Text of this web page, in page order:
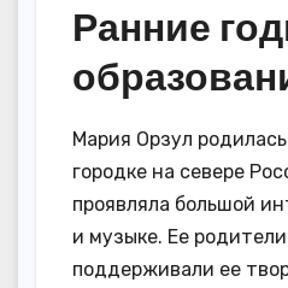
Ранние
Мария Орзул
городке на севере
проявляла большой
и музыке. Ее
поддерживали ее